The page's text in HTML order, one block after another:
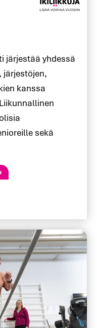
järjestää yhdessä
järjestöjen,
kanssa
sekä